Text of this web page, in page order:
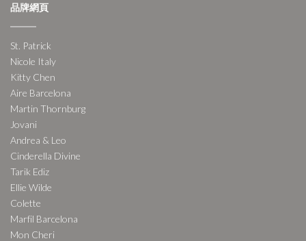
品牌網頁
St. Patrick
Nicole Italy
Kitty Chen
Aire Barcelona
Martin Thornburg
Jovani
Andrea & Leo
Cinderella Divine
Tarik Ediz
Ellie Wilde
Colette
Marfil Barcelona
Mon Cheri